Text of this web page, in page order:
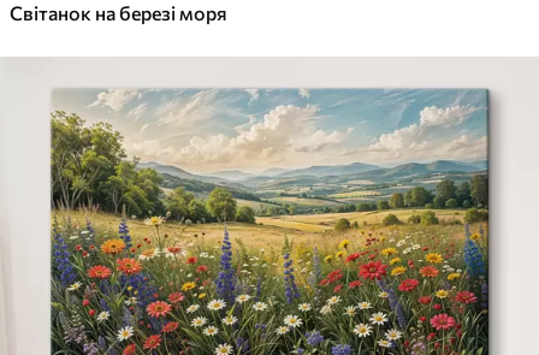
Світанок на березі моря